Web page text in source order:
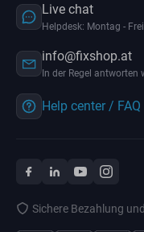
Live chat
Helpdesk: Montag -
info@fixshop.at
In der Regel antworten
Help center / FAQ
Sichere Bezahlung